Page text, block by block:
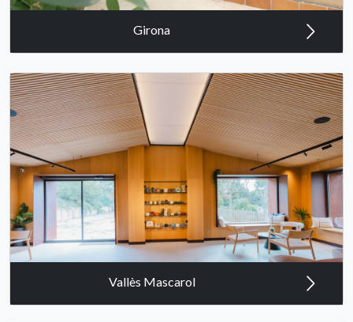
Girona
Vallès Mascarol